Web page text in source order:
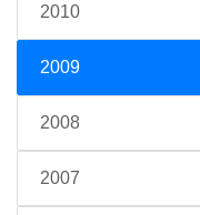
2010
2009
2008
2007